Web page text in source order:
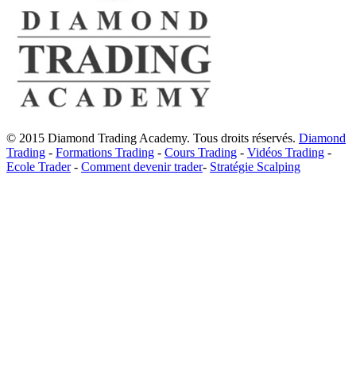
© 2015 Diamond Trading Academy. Tous droits réservés. Diamond
Trading - Formations Trading - Cours Trading - Vidéos Trading -
Ecole Trader- Comment devenir trader- Stratégie Scalping